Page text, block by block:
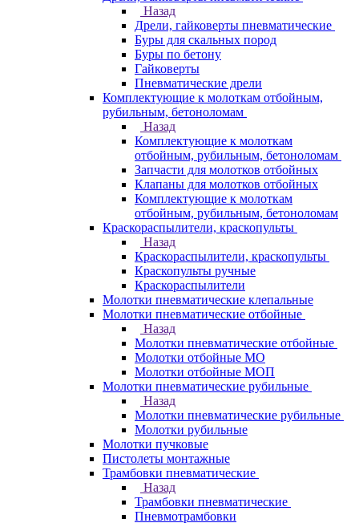
Назад
Дрели, гайковерты пневматические
Буры для скальных пород
Буры по бетону
Гайковерты
Пневматические дрели
Комплектующие к молоткам отбойным,
рубильным, бетоноломам
Назад
Комплектующие к молоткам
отбойным, рубильным, бетоноломам
Запчасти для молотков отбойных
Клапаны для молотков отбойных
Комплектующие к молоткам
отбойным, рубильным, бетоноломам
Краскораспылители, краскопульты
Назад
Краскораспылители, краскопульты
Краскопульты ручные
Краскораспылители
Молотки пневматические клепальные
Молотки пневматические отбойные
Назад
Молотки пневматические отбойные
Молотки отбойные МО
Молотки отбойные МОП
Молотки пневматические рубильные
Назад
Молотки пневматические рубильные
Молотки рубильные
Молотки пучковые
Пистолеты монтажные
Трамбовки пневматические
Назад
Трамбовки пневматические
Пневмотрамбовки